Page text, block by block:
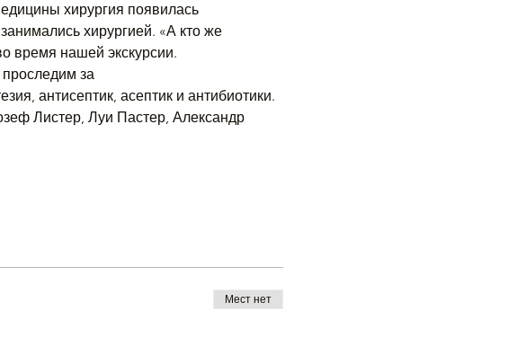
хирургия появилась
хирургией. «А кто же
время нашей экскурсии.
за
антисептик, асептик и антибиотики.
Листер, Луи Пастер, Александр
Мест нет